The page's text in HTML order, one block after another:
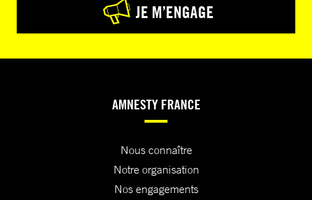
JE M’ENGAGE
AMNESTY FRANCE
Nous connaître
Notre organisation
Nos engagements